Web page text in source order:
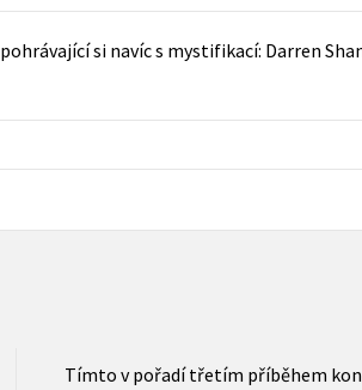
- naučná pro dospělé
- naučné pro děti
Young adult (SK)
si navíc s mystifikací: Darren
Tímto v pořadí třetím příběhem